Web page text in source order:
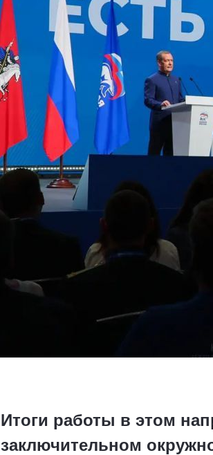
Итоги работы в этом
заключительном